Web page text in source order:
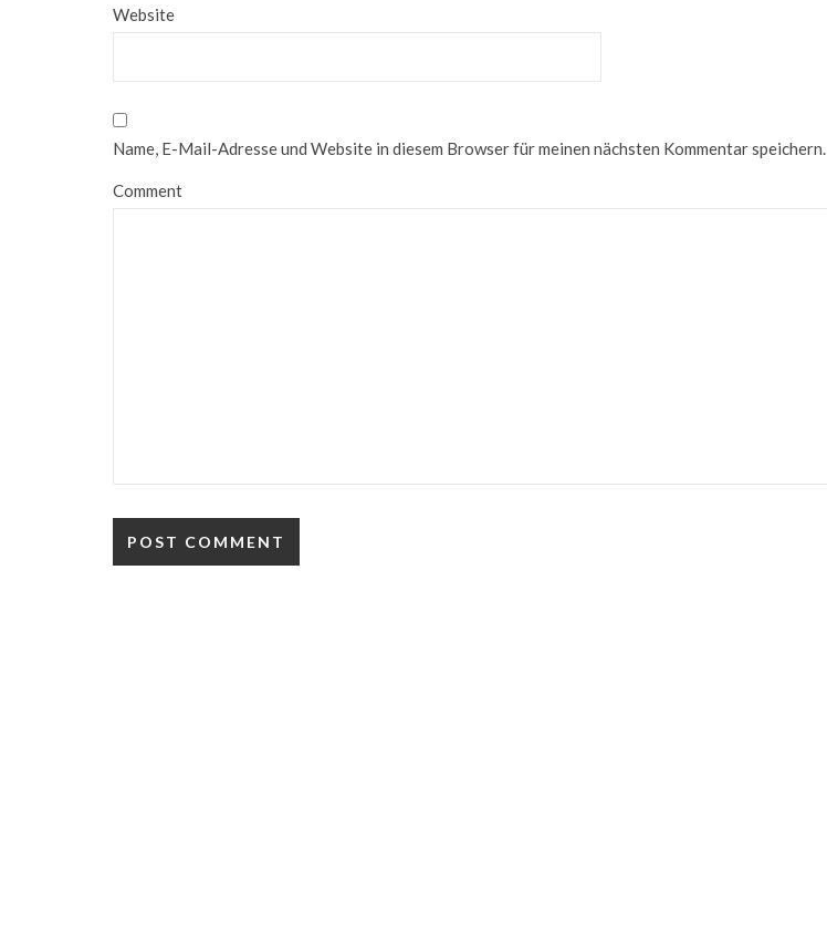
Website
Name, E-Mail-Adresse und Website in diesem Browser für meinen nächsten Kommentar speichern.
Comment